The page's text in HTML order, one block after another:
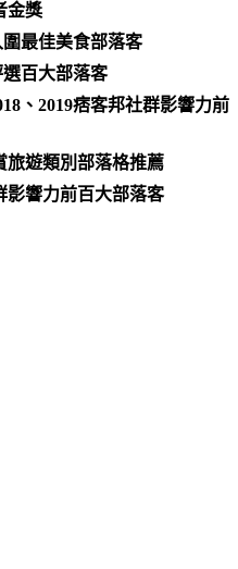
金獎
最佳美食部落客
選百大部落客
、2019痞客邦社群影響力前
旅遊類別部落格推薦
影響力前百大部落客